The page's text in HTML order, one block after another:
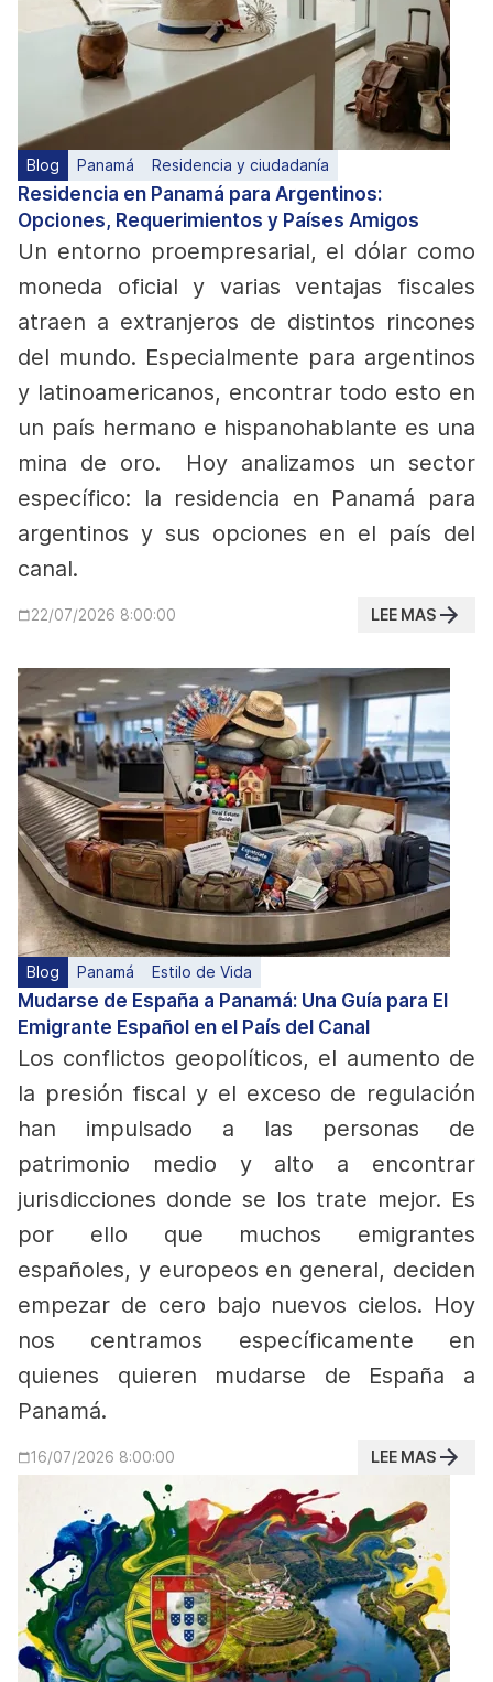
Blog Panamá Residencia y ciudadanía
Residencia en Panamá para Argentinos:
Opciones, Requerimientos y Países Amigos
Un entorno proempresarial, el dólar como
moneda oficial y varias ventajas fiscales
atraen a extranjeros de distintos rincones
del mundo. Especialmente para argentinos
y latinoamericanos, encontrar todo esto en
un país hermano e hispanohablante es una
mina de oro. Hoy analizamos un sector
específico: la residencia en Panamá para
argentinos y sus opciones en el país del
canal.
22/07/2026 8:00:00 LEE MAS
Blog Panamá Estilo de Vida
Mudarse de España a Panamá: Una Guía para El
Emigrante Español en el País del Canal
Los conflictos geopolíticos, el aumento de
la presión fiscal y el exceso de regulación
han impulsado a las personas de
patrimonio medio y alto a encontrar
jurisdicciones donde se los trate mejor. Es
por ello que muchos emigrantes
españoles, y europeos en general, deciden
empezar de cero bajo nuevos cielos. Hoy
nos centramos específicamente en
quienes quieren mudarse de España a
Panamá.
16/07/2026 8:00:00 LEE MAS